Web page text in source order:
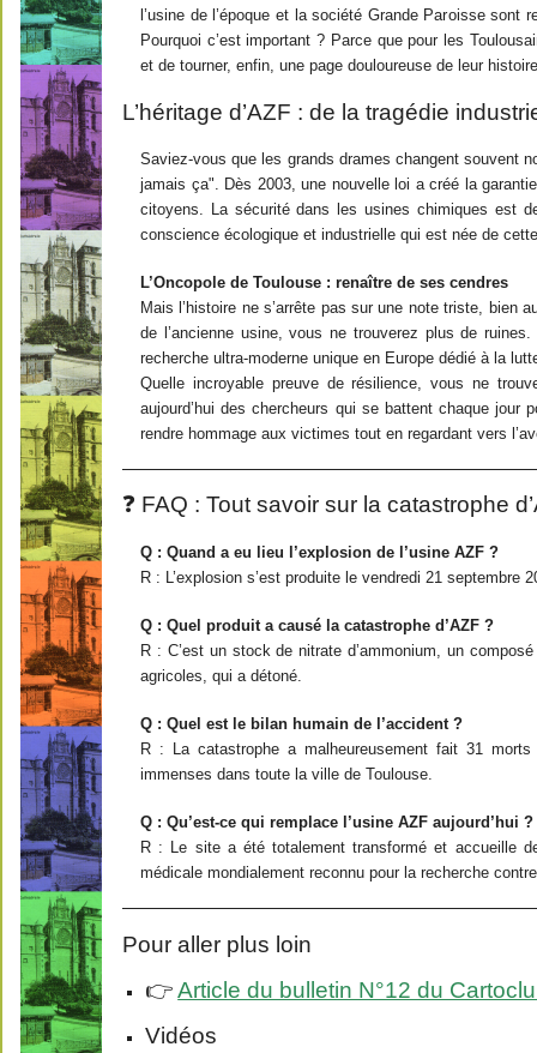
l’usine de l’époque et la société Grande Paroisse sont
Pourquoi c’est important ? Parce que pour les
et de tourner, enfin, une page douloureuse de leur
L’héritage d’AZF : de la tragédie
Saviez-vous que les grands drames changent souvent
jamais ça". Dès 2003, une nouvelle loi a créé la
citoyens. La sécurité dans les usines chimiques est
conscience écologique et industrielle qui est née de
L’Oncopole de Toulouse : renaître de ses cendres
Mais l’histoire ne s’arrête pas sur une note triste, bien
de l’ancienne usine, vous ne trouverez plus de
recherche ultra-moderne unique en Europe dédié à la
Quelle incroyable preuve de résilience, vous ne
aujourd’hui des chercheurs qui se battent chaque
rendre hommage aux victimes tout en regardant vers
❓ FAQ : Tout savoir sur la catastrophe
Q : Quand a eu lieu l’explosion de l’usine AZF ?
R : L’explosion s’est produite le vendredi 21 septembre
Q : Quel produit a causé la catastrophe d’AZF ?
R : C’est un stock de nitrate d’ammonium, un
agricoles, qui a détoné.
Q : Quel est le bilan humain de l’accident ?
R : La catastrophe a malheureusement fait 31
immenses dans toute la ville de Toulouse.
Q : Qu’est-ce qui remplace l’usine AZF aujourd’hui ?
R : Le site a été totalement transformé et accueille
médicale mondialement reconnu pour la recherche
Pour aller plus loin
👉Article du bulletin N°12 du
Vidéos